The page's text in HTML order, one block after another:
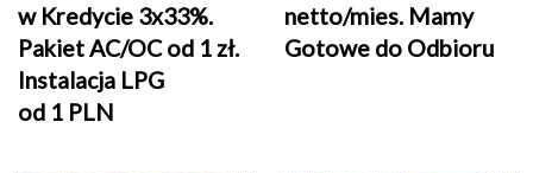
w Kredycie 3x33%.
Pakiet AC/OC od 1 zł.
Instalacja LPG
od 1 PLN
netto/mies. Mamy
Gotowe do Odbioru